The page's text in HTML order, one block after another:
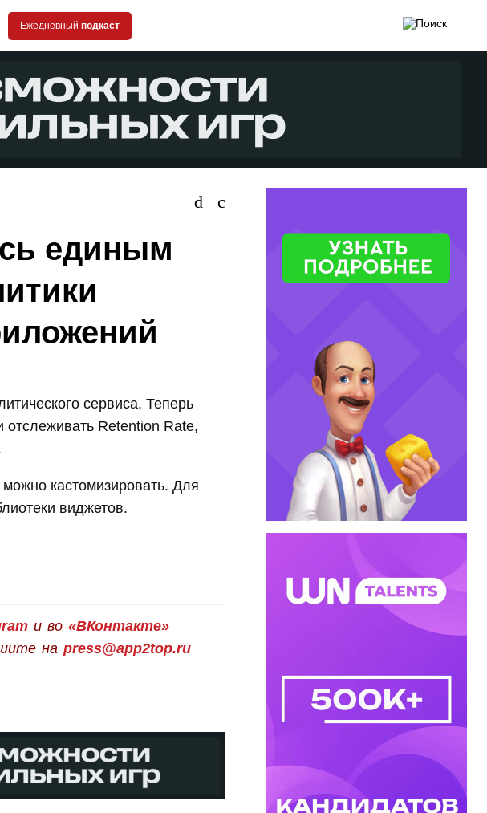
Ежедневный подкаст
единым
сервиса. Теперь
отслеживать Retention Rate,
кастомизировать. Для
виджетов.
и во «ВКонтакте»
на press@app2top.ru